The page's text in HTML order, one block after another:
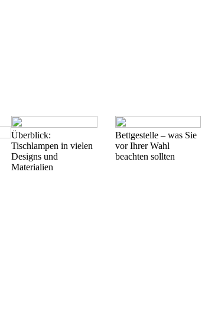
Überblick:
Tischlampen in vielen
Designs und
Materialien
Bettgestelle – was Sie
vor Ihrer Wahl
beachten sollten